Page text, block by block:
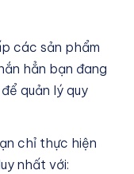
các sản phẩm
hẳn bạn đang
quản lý quy
chỉ thực hiện
nhất với: